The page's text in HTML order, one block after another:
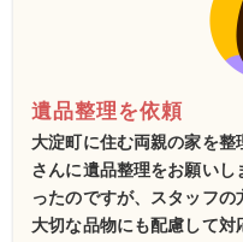
遺品整理を依頼
大淀町に住む両親の家を整
さんに遺品整理をお願い
ったのですが、スタッフ
大切な品物にも配慮して